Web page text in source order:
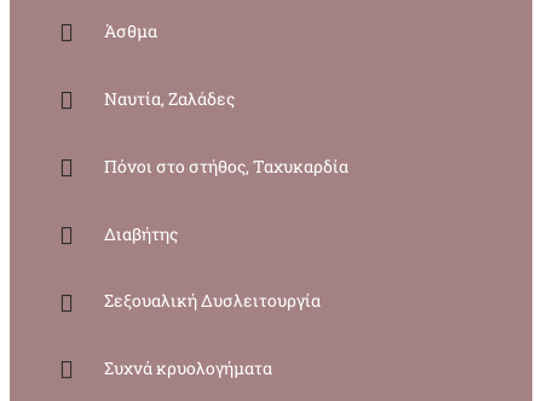
Άσθμα
Ναυτία, Ζαλάδες
Πόνοι στο στήθος, Ταχυκαρδία
Διαβήτης
Σεξουαλική Δυσλειτουργία
Συχνά κρυολογήματα